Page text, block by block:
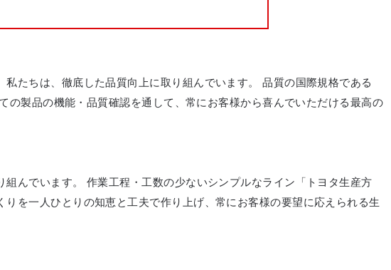
たちは、徹底した品質向上に取り組んでいます。
品質の国際規格である
製品の機能・品質確認を通して、常にお客様から喜んでいただける最高の
んでいます。
作業工程・工数の少ないシンプルなライン「トヨタ生産方
を一人ひとりの知恵と工夫で作り上げ、常にお客様の要望に応えられる生